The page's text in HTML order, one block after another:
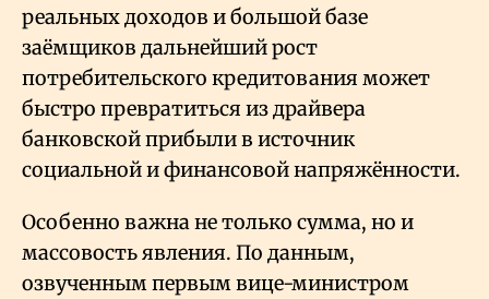
реальных доходов и большой базе
заёмщиков дальнейший рост
потребительского кредитования может
быстро превратиться из драйвера
банковской прибыли в источник
социальной и финансовой напряжённости.
Особенно важна не только сумма, но и
массовость явления. По данным,
озвученным первым вице-министром